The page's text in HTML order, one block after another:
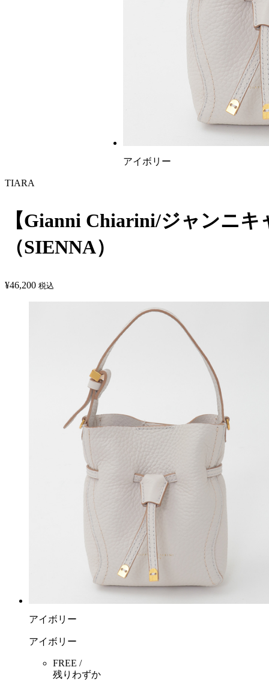
アイボリー
TIARA
【Gianni Chiarini/ジャンニ
（SIENNA）
¥46,200 税込
アイボリー
アイボリー
FREE /
残りわずか